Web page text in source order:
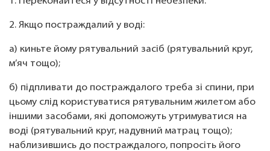
2. Якщо постраждалий у воді:
а) киньте йому рятувальний засіб (рятувальний круг,
м’яч тощо);
б) підпливати до постраждалого треба зі спини, при
цьому слід користуватися рятувальним жилетом або
іншими засобами, які допоможуть утримуватися на
воді (рятувальний круг, надувний матрац тощо);
наблизившись до постраждалого, попросіть його